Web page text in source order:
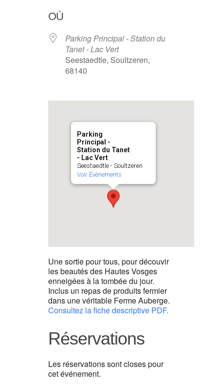
OÙ
Parking Principal - Station du
Tanet - Lac Vert
Seestaedtle, Soultzeren,
68140
Parking
Principal -
Station du Tanet
- Lac Vert
Seestaedtle - Soultzeren
Voir Évènements
Une sortie pour tous, pour découvir
les beautés des Hautes Vosges
enneigées à la tombée du jour.
Inclus un repas de produits fermier
dans une véritable Ferme Auberge.
Consultez la fiche descriptive PDF.
Réservations
Les réservations sont closes pour
cet événement.